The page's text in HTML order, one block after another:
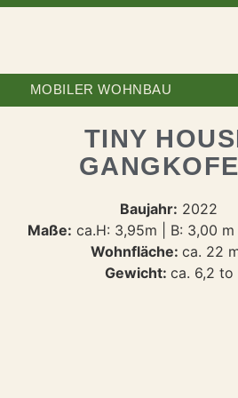
MOBILER WOHNBAU
TINY
Baujahr: 2022
Maße: ca.H: 3,95m | B: 3,00
Wohnfläche:ca. 22
Gewicht: ca. 6,2 to